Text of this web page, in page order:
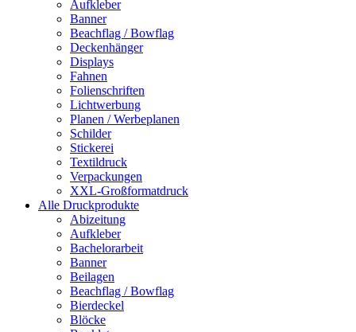
Aufkleber
Banner
Beachflag / Bowflag
Deckenhänger
Displays
Fahnen
Folienschriften
Lichtwerbung
Planen / Werbeplanen
Schilder
Stickerei
Textildruck
Verpackungen
XXL-Großformatdruck
Alle Druckprodukte
Abizeitung
Aufkleber
Bachelorarbeit
Banner
Beilagen
Beachflag / Bowflag
Bierdeckel
Blöcke